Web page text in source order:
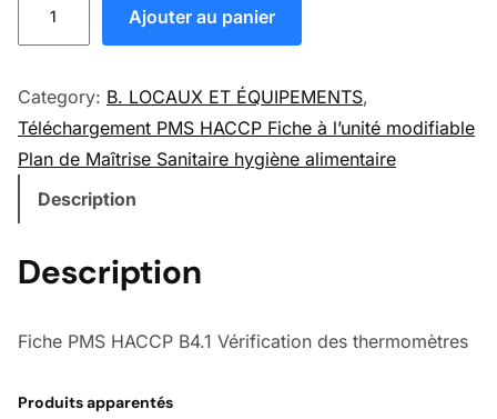
Ajouter au panier
Category: B. LOCAUX ET ÉQUIPEMENTS
Téléchargement PMS HACCP Fiche à l’unité modifiable
Plan de Maîtrise Sanitaire hygiène alimentaire
Description
Description
Fiche PMS HACCP B4.1 Vérification des thermomètres
Produits apparentés